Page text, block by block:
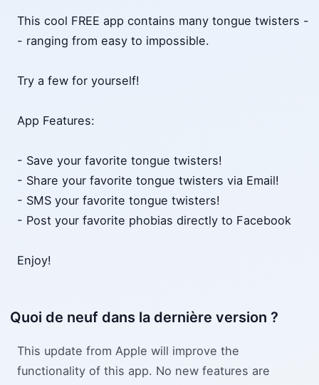
This cool FREE app contains many tongue twisters -
- ranging from easy to impossible.
Try a few for yourself!
App Features:
- Save your favorite tongue twisters!
- Share your favorite tongue twisters via Email!
- SMS your favorite tongue twisters!
- Post your favorite phobias directly to Facebook
Enjoy!
Quoi de neuf dans la dernière version ?
This update from Apple will improve the
functionality of this app. No new features are